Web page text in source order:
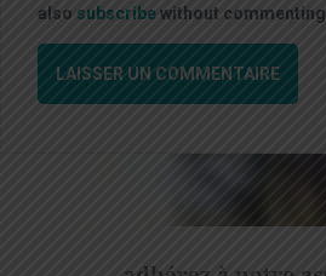
also subscribewithout commenting.